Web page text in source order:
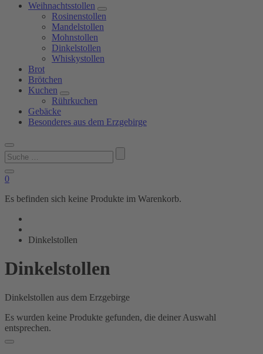
Weihnachtsstollen
Rosinenstollen
Mandelstollen
Mohnstollen
Dinkelstollen
Whiskystollen
Brot
Brötchen
Kuchen
Rührkuchen
Gebäcke
Besonderes aus dem Erzgebirge
Suchen
nach:
0
Es befinden sich keine Produkte im Warenkorb.
Bräunig
Dinkelstollen
Dinkelstollen
Dinkelstollen aus dem Erzgebirge
Es wurden keine Produkte gefunden, die deiner Auswahl
entsprechen.